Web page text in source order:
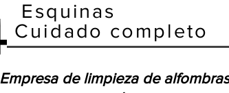
Esquinas
Cuidado completo
Empresa de limpieza de alfombras